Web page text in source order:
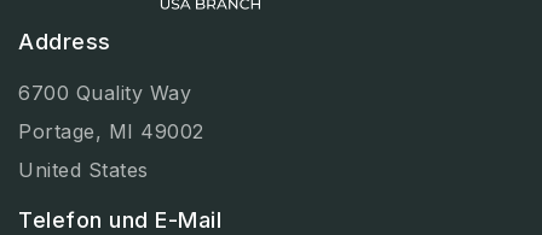
Address
6700 Quality Way
Portage, MI 49002
United States
Telefon und E-Mail